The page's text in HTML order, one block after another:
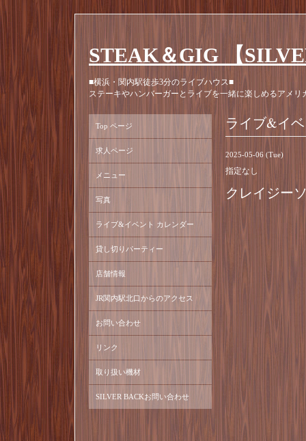
STEAK＆GIG 【
■横浜・関内駅徒歩3分のライブハウス■
ステーキやハンバーガーとライブを一緒に楽しめるアメリ
ライブ&イ
2025-05-06 (Tue)
指定なし
クレイジー
Top ページ
求人ページ
メニュー
写真
ライブ&イベント カレンダー
貸し切りパーティー
店舗情報
JR関内駅北口からのアクセス
お問い合わせ
リンク
取り扱い機材
SILVER BACKお問い合わせ